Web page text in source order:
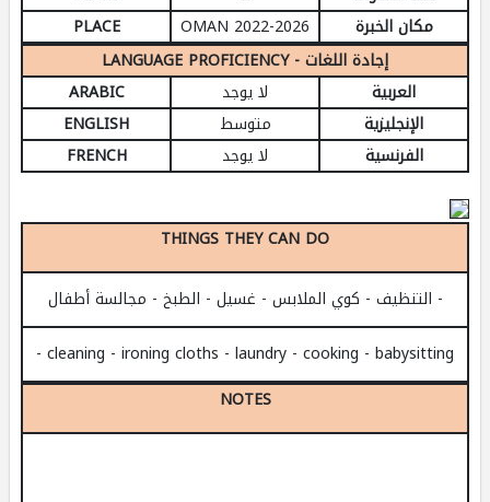
مكان الخبرة
OMAN 2022-2026
PLACE
LANGUAGE PROFICIENCY - إجادة اللغات
العربية
لا يوجد
ARABIC
الإنجليزية
متوسط
ENGLISH
الفرنسية
لا يوجد FRENCH
THINGS THEY CAN DO
- التنظيف - كوي الملابس - غسيل - الطبخ - مجالسة أطفال
- cleaning - ironing cloths - laundry - cooking - babysitting
NOTES